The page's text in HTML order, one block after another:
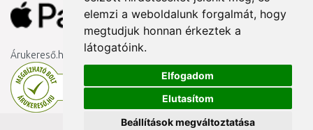
elemzi a weboldalunk forgalmát, hogy
megtudjuk honnan érkeztek a
látogatóink.
Elfogadom
Elutasítom
Beállítások megváltoztatása
Árukereső.hu